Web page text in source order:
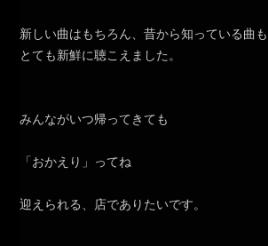
新しい曲はもちろん、昔から知っている曲も
とても新鮮に聴こえました。
みんながいつ帰ってきても
「おかえり」ってね
迎えられる、店でありたいです。